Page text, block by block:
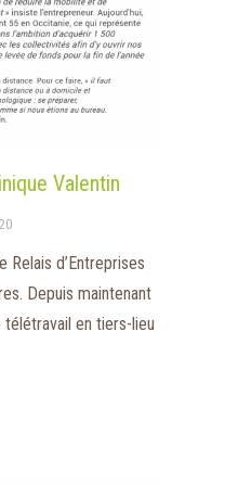
Valentin
Relais d’Entreprises
Depuis maintenant
en tiers-lieu